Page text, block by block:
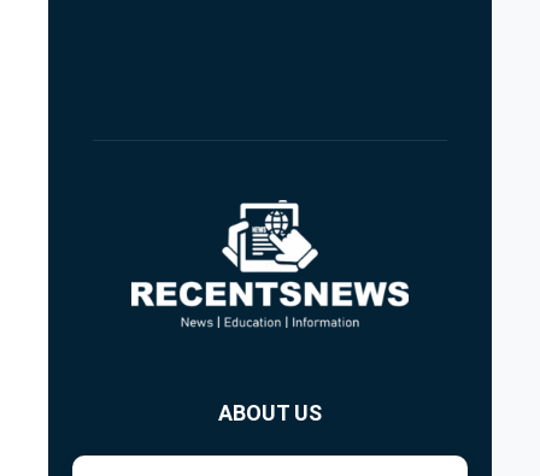
ABOUT US